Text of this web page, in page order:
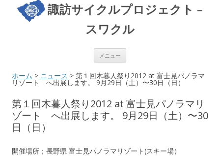
諏訪サイクルプロジェクト –
スワクル
メニュー
ホーム > ニュース > 第１回木暮人祭り2012 at 富士見パノラマ
リゾート へ出展します。 9月29日（土）〜30日（日）
第１回木暮人祭り2012 at 富士見パノラマリ
ゾート へ出展します。 9月29日（土）〜30
日（日）
開催場所；長野県 富士見パノラマリゾート(スキー場）